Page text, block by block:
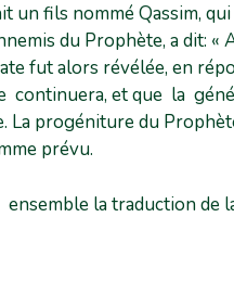
un fils nommé Qassim,
du Prophète, a dit:
fut alors révélée, en
continuera, et que la
La progéniture du
prévu.
la traduction de